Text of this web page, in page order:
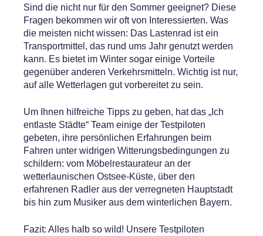
Sind die nicht nur für den Sommer geeignet? Diese
Fragen bekommen wir oft von Interessierten. Was
die meisten nicht wissen: Das Lastenrad ist ein
Transportmittel, das rund ums Jahr genutzt werden
kann. Es bietet im Winter sogar einige Vorteile
gegenüber anderen Verkehrsmitteln. Wichtig ist nur,
auf alle Wetterlagen gut vorbereitet zu sein.
Um Ihnen hilfreiche Tipps zu geben, hat das „Ich
entlaste Städte“ Team einige der Testpiloten
gebeten, ihre persönlichen Erfahrungen beim
Fahren unter widrigen Witterungsbedingungen zu
schildern: vom Möbelrestaurateur an der
wetterlaunischen Ostsee-Küste, über den
erfahrenen Radler aus der verregneten Hauptstadt
bis hin zum Musiker aus dem winterlichen Bayern.
Fazit: Alles halb so wild! Unsere Testpiloten